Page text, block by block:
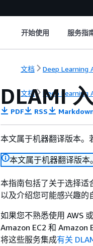
开始使用 服务指
文档 Deep Learning
文档 Deep Learning
DLAMI
PDF RSS
本文属于机器翻译版本。
本文属于机器翻译版本
本指南包括了关于选择适
以及介绍您可能感兴趣的
如果您不熟悉使用 AWS
Amazon EC2 和 Amazon
将这些服务集成有关